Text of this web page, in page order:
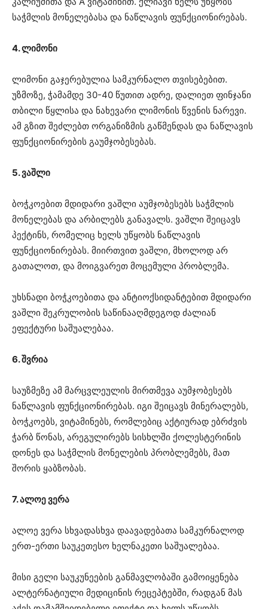
საჭმლის მონელებასა და ნაწლავის ფუნქციონირებას.
4. ლიმონი
ლიმონი გაჯერებულია სამკურნალო თვისებებით.
უზმოზე, ჭამამდე 30-40 წუთით ადრე, დალიეთ ფინჯანი
თბილი წყლისა და ნახევარი ლიმონის წვენის ნარევი.
ამ გზით შეძლებთ ორგანიზმის გაწმენდას და ნაწლავის
ფუნქციონირების გაუმჯობესებას.
5. ვაშლი
ბოჭკოებით მდიდარი ვაშლი აუმჯობესებს საჭმლის
მონელებას და არბილებს განავალს. ვაშლი შეიცავს
პექტინს, რომელიც ხელს უწყობს ნაწლავის
ფუნქციონირებას. მიირთვით ვაშლი, მხოლოდ არ
გათალოთ, და მოიგვარეთ მოცემული პრობლემა.
უხსნადი ბოჭკოებითა და ანტიოქსიდანტებით მდიდარი
ვაშლი შეკრულობის საწინააღმდეგოდ ძალიან
ეფექტური საშუალებაა.
6. შვრია
საუზმეზე ამ მარცვლეულის მირთმევა აუმჯობესებს
ნაწლავის ფუნქციონირებას. იგი შეიცავს მინერალებს,
ბოჭკოებს, ვიტამინებს, რომლებიც აქტიურად ებრძვის
ჭარბ წონას, არეგულირებს სისხლში ქოლესტერინის
დონეს და საჭმლის მონელების პრობლემებს, მათ
შორის ყაბზობას.
7. ალოე ვერა
ალოე ვერა სხვადასხვა დაავადებათა სამკურნალოდ
ერთ-ერთი საუკეთესო ხელნაკეთი საშუალებაა.
მისი გელი საუკუნეების განმავლობაში გამოიყენება
ალტერნატიული მედიცინის რეცეპტებში, რადგან მას